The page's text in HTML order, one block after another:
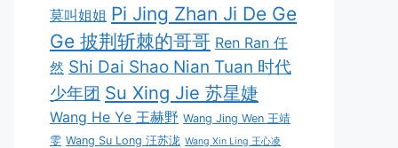
莫叫姐姐 Pi Jing Zhan Ji De Ge
Ge 披荆斩棘的哥哥 Ren Ran 任
然 Shi Dai Shao Nian Tuan 时代
少年团 Su Xing Jie 苏星婕
Wang He Ye 王赫野 Wang Jing Wen 王靖
雯 Wang Su Long 汪苏泷 Wang Xin Ling 王心凌